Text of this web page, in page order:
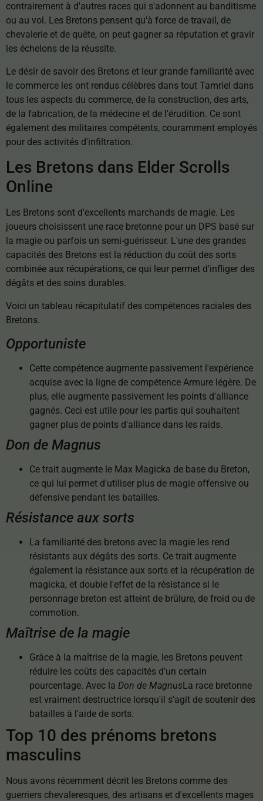
contrairement à d'autres races qui s'adonnent au banditisme
ou au vol. Les Bretons pensent qu'à force de travail, de
chevalerie et de quête, on peut gagner sa réputation et gravir
les échelons de la réussite.
Le désir de savoir des Bretons et leur grande familiarité avec
le commerce les ont rendus célèbres dans tout Tamriel dans
tous les aspects du commerce, de la construction, des arts,
de la fabrication, de la médecine et de l'érudition. Ce sont
également des militaires compétents, couramment employés
pour des activités d'infiltration.
Les Bretons dans Elder Scrolls
Online
Les Bretons sont d'excellents marchands de magie. Les
joueurs choisissent une race bretonne pour un DPS basé sur
la magie ou parfois un semi-guérisseur. L'une des grandes
capacités des Bretons est la réduction du coût des sorts
combinée aux récupérations, ce qui leur permet d'infliger des
dégâts et des soins durables.
Voici un tableau récapitulatif des compétences raciales des
Bretons.
Opportuniste
Cette compétence augmente passivement l'expérience
acquise avec la ligne de compétence Armure légère. De
plus, elle augmente passivement les points d'alliance
gagnés. Ceci est utile pour les partis qui souhaitent
gagner plus de points d'alliance dans les raids.
Don de Magnus
Ce trait augmente le Max Magicka de base du Breton,
ce qui lui permet d'utiliser plus de magie offensive ou
défensive pendant les batailles.
Résistance aux sorts
La familiarité des bretons avec la magie les rend
résistants aux dégâts des sorts. Ce trait augmente
également la résistance aux sorts et la récupération de
magicka, et double l'effet de la résistance si le
personnage breton est atteint de brûlure, de froid ou de
commotion.
Maîtrise de la magie
Grâce à la maîtrise de la magie, les Bretons peuvent
réduire les coûts des capacités d'un certain
pourcentage. Avec la Don de MagnusLa race bretonne
est vraiment destructrice lorsqu'il s'agit de soutenir des
batailles à l'aide de sorts.
Top 10 des prénoms bretons
masculins
Nous avons récemment décrit les Bretons comme des
guerriers chevaleresques, des artisans et d'excellents mages